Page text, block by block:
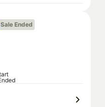
Sale Ended